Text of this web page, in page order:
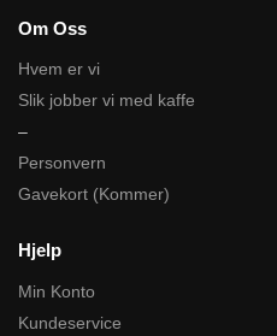
Om Oss
Hvem er vi
Slik jobber vi med kaffe
–
Personvern
Gavekort (Kommer)
Hjelp
Min Konto
Kundeservice